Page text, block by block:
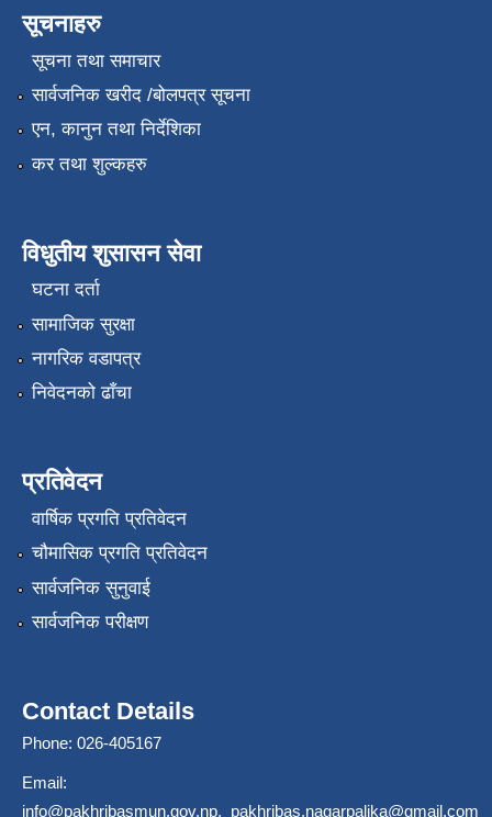
सूचनाहरु
सूचना तथा समाचार
सार्वजनिक खरीद /बोलपत्र सूचना
एन, कानुन तथा निर्देशिका
कर तथा शुल्कहरु
विधुतीय शुसासन सेवा
घटना दर्ता
सामाजिक सुरक्षा
नागरिक वडापत्र
निवेदनको ढाँचा
प्रतिवेदन
वार्षिक प्रगति प्रतिवेदन
चौमासिक प्रगति प्रतिवेदन
सार्वजनिक सुनुवाई
सार्वजनिक परीक्षण
Contact Details
Phone: 026-405167
Email:
info@pakhribasmun.gov.np, pakhribas.nagarpalika@gmail.com